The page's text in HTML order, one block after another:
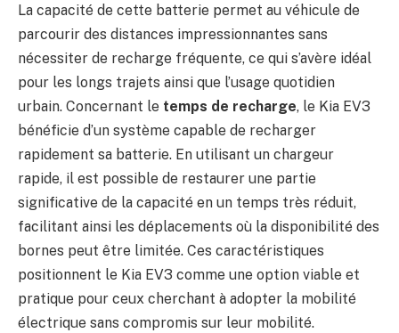
La capacité de cette batterie permet au véhicule de
parcourir des distances impressionnantes sans
nécessiter de recharge fréquente, ce qui s’avère idéal
pour les longs trajets ainsi que l’usage quotidien
urbain. Concernant le temps de recharge, le Kia EV3
bénéficie d’un système capable de recharger
rapidement sa batterie. En utilisant un chargeur
rapide, il est possible de restaurer une partie
significative de la capacité en un temps très réduit,
facilitant ainsi les déplacements où la disponibilité des
bornes peut être limitée. Ces caractéristiques
positionnent le Kia EV3 comme une option viable et
pratique pour ceux cherchant à adopter la mobilité
électrique sans compromis sur leur mobilité.